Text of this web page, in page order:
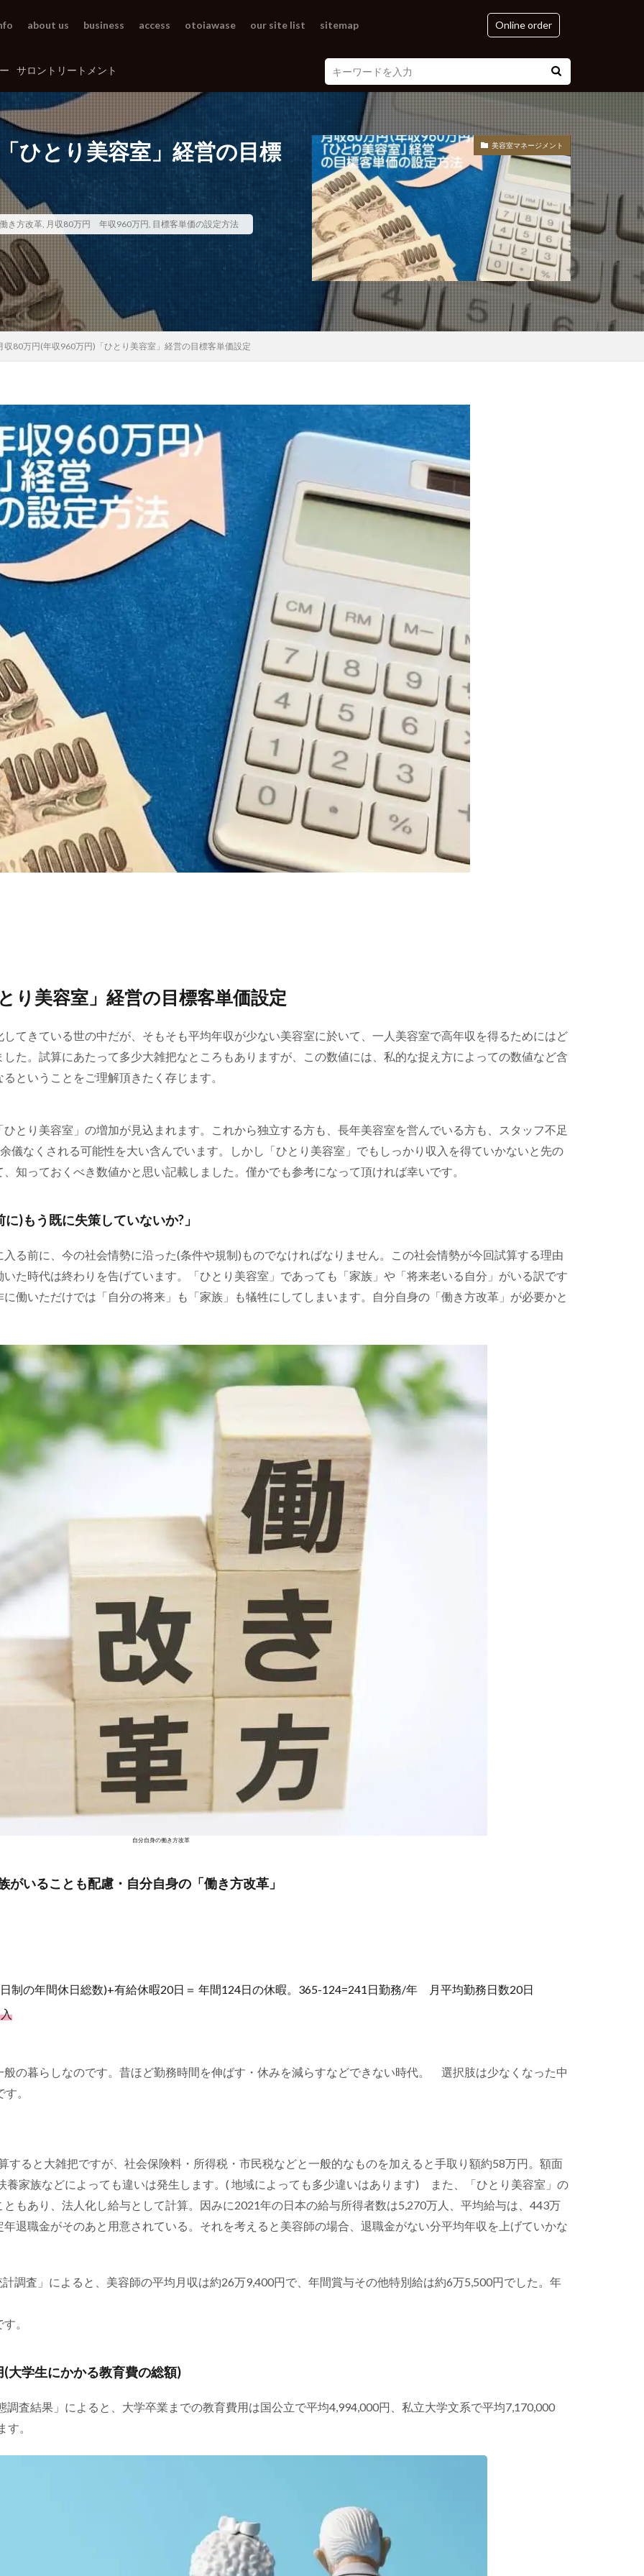
about us business access otoiawase our site list sitemap Online order
サロントリートメント
ひとり美容室」経営の目標
働き方改革, 月収80万円 年収960万円, 目標客単価の設定方法
美容室マネージメント
収80万円(年収960万円)「ひとり美容室」経営の目標客単価設定
り美容室」経営の目標客単価設定
てきている世の中だが、そもそも平均年収が少ない美容室に於いて、一人美容室で高年収を得るためにはど
た。試算にあたって多少大雑把なところもありますが、この数値には、私的な捉え方によっての数値など含
ということをご理解頂きたく存じます。
とり美容室」の増加が見込まれます。これから独立する方も、長年美容室を営んでいる方も、スタッフ不足
儀なくされる可能性を大い含んでいます。しかし「ひとり美容室」でもしっかり収入を得ていかないと先の
知っておくべき数値かと思い記載しました。僅かでも参考になって頂ければ幸いです。
)もう既に失策していないか?」
る前に、今の社会情勢に沿った(条件や規制)ものでなければなりません。この社会情勢が今回試算する理由
た時代は終わりを告げています。「ひとり美容室」であっても「家族」や「将来老いる自分」がいる訳です
働いただけでは「自分の将来」も「家族」も犠牲にしてしまいます。自分自身の「働き方改革」が必要かと
自分自身の働き方改革
いることも配慮・自分自身の「働き方改革」
年間休日総数)+有給休暇20日＝ 年間124日の休暇。365-124=241日勤務/年 月平均勤務日数20日
の暮らしなのです。昔ほど勤務時間を伸ばす・休みを減らすなどできない時代。 選択肢は少なくなった中
。
すると大雑把ですが、社会保険料・所得税・市民税などと一般的なものを加えると手取り額約58万円。額面
養家族などによっても違いは発生します。( 地域によっても多少違いはあります) また、「ひとり美容室」の
もあり、法人化し給与として計算。因みに2021年の日本の給与所得者数は5,270万人、平均給与は、443万
退職金がそのあと用意されている。それを考えると美容師の場合、退職金がない分平均年収を上げていかな
調査」によると、美容師の平均月収は約26万9,400円で、年間賞与その他特別給は約6万5,500円でした。年
。
大学生にかかる教育費の総額)
査結果」によると、大学卒業までの教育費用は国公立で平均4,994,000円、私立大学文系で平均7,170,000
。